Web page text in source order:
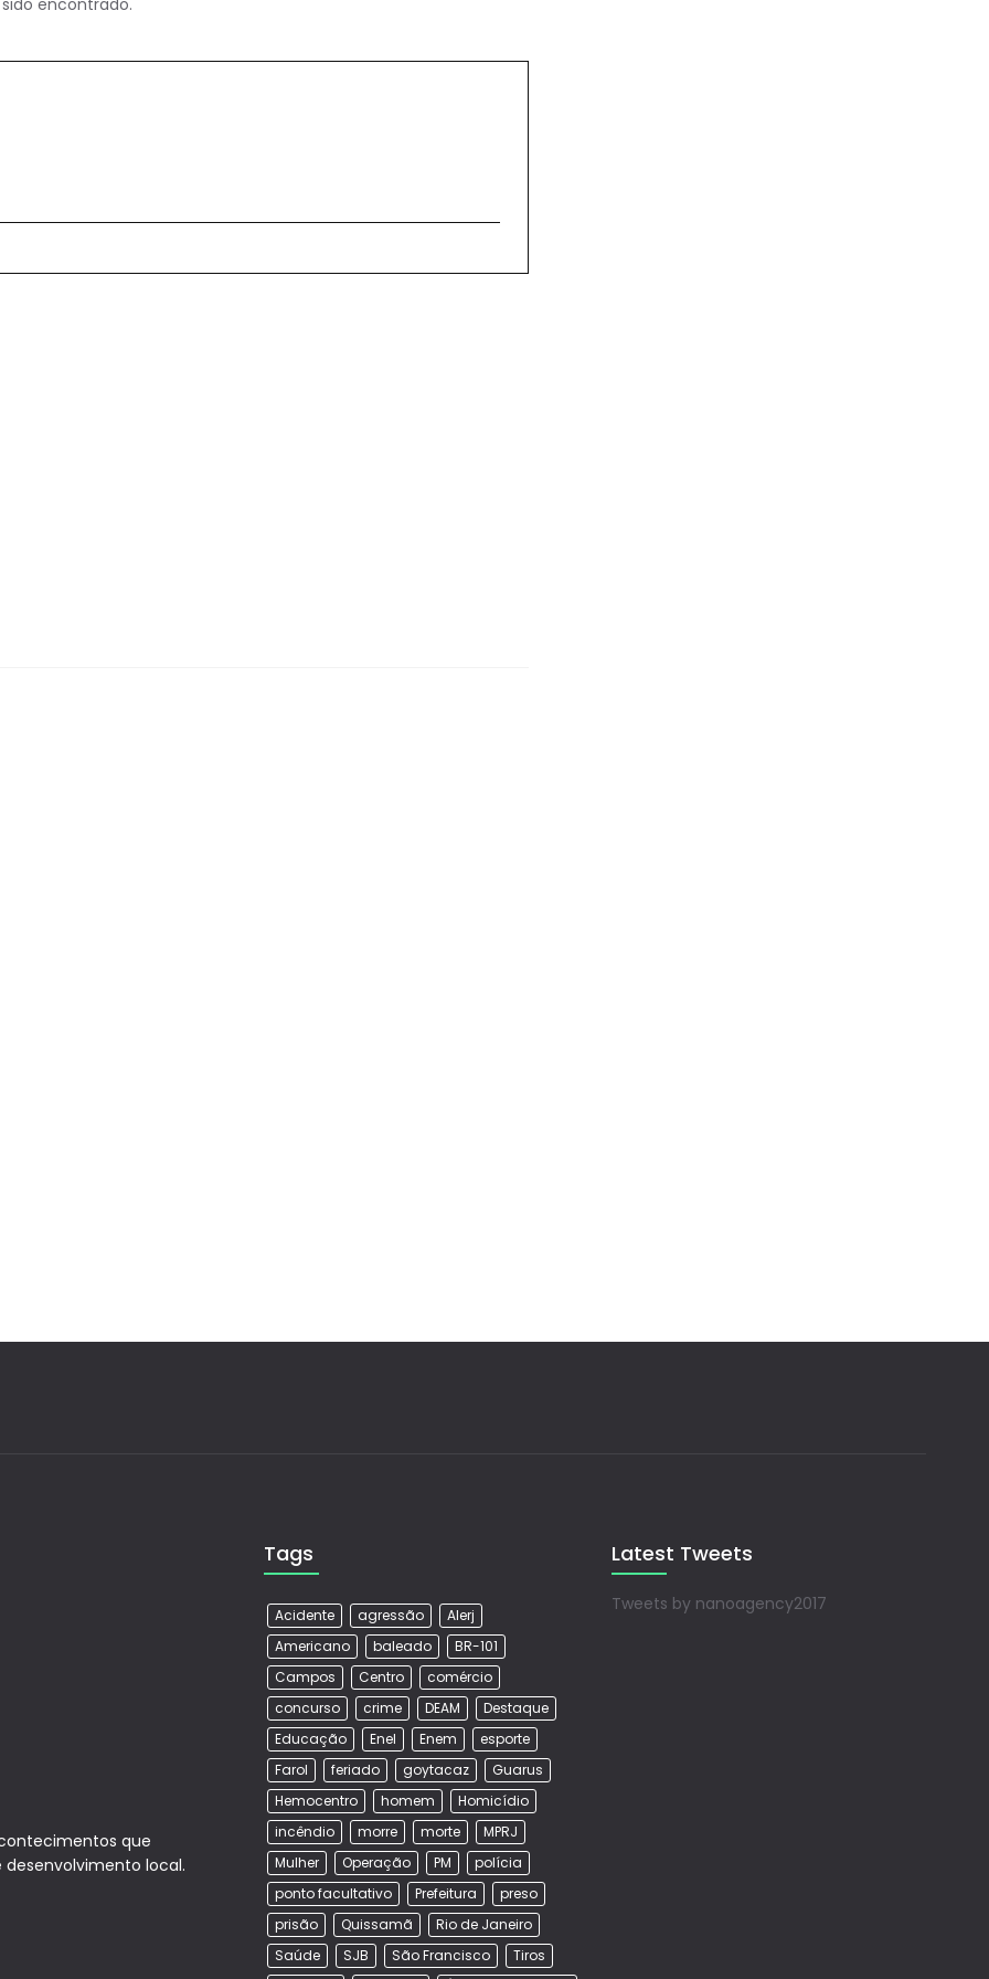
encontrado.
que
local.
Tags
Acidente agressão
Alerj
Americano
baleado
BR-101
Campos
Centro
comércio
concurso
crime DEAM
Destaque
Educação
Enel Enem
esporte
Farol
feriado goytacaz
Guarus
Hemocentro
homem
Homicídio
incêndio
morre morte
MPRJ
Mulher
Operação PM
polícia
ponto facultativo
Prefeitura
preso
prisão
Quissamã
Rio de Janeiro
Saúde
SJB São Francisco
Tiros
Latest Tweets
Tweets by nanoagency2017